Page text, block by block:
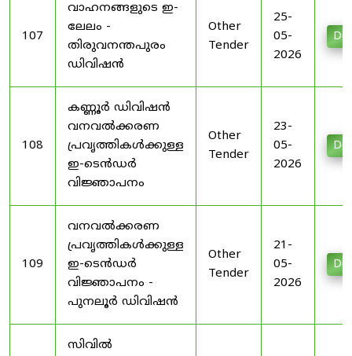
107
വാഹനങ്ങളുടെ ഇ-
ലേലം -
തിരുവനന്തപുരം
ഡിവിഷൻ
Other
Tender
25-
05-
2026
108
കണ്ണൂർ ഡിവിഷൻ
വനവൽക്കരണ
പ്രവൃത്തികൾക്കുള്ള
ഇ-ടെൻഡർ
വിജ്ഞാപനം
Other
Tender
23-
05-
2026
109
വനവൽക്കരണ
പ്രവൃത്തികൾക്കുള്ള
ഇ-ടെൻഡർ
വിജ്ഞാപനം -
പുനലൂർ ഡിവിഷൻ
Other
Tender
21-
05-
2026
സിവിൽ